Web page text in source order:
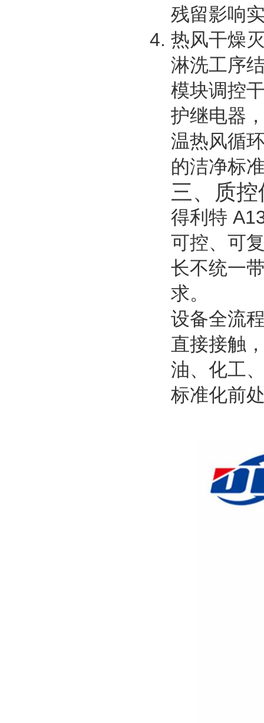
残留影响
热风干燥
淋洗工序
模块调控
护继电器
温热风循
的洁净标
三、质
得利特
可控、可
长不统一
求。
设备全流
直接接触
油、化工
标准化前